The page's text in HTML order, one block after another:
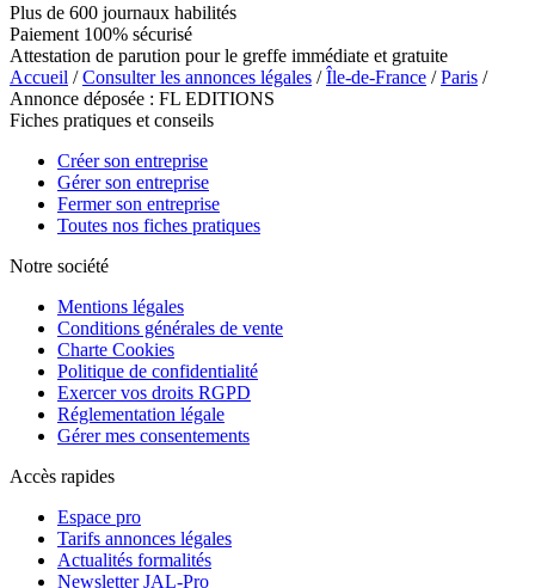
Plus de 600 journaux habilités
Paiement 100% sécurisé
Attestation de parution pour le greffe immédiate et gratuite
Accueil /Consulter les annonces légales /Île-de-France /Paris /
Annonce déposée : FL EDITIONS
Fiches pratiques et conseils
Créer son entreprise
Gérer son entreprise
Fermer son entreprise
Toutes nos fiches pratiques
Notre société
Mentions légales
Conditions générales de vente
Charte Cookies
Politique de confidentialité
Exercer vos droits RGPD
Réglementation légale
Gérer mes consentements
Accès rapides
Espace pro
Tarifs annonces légales
Actualités formalités
Newsletter JAL-Pro